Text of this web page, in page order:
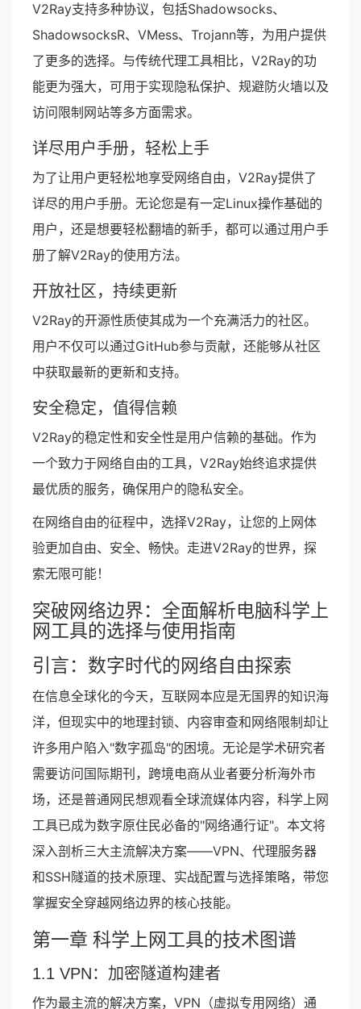
V2Ray支持多种协议，包括Shadowsocks、
ShadowsocksR、VMess、Trojann等，为用户提供
了更多的选择。与传统代理工具相比，V2Ray的功
能更为强大，可用于实现隐私保护、规避防火墙以及
访问限制网站等多方面需求。
详尽用户手册，轻松上手
为了让用户更轻松地享受网络自由，V2Ray提供了
详尽的用户手册。无论您是有一定Linux操作基础的
用户，还是想要轻松翻墙的新手，都可以通过用户手
册了解V2Ray的使用方法。
开放社区，持续更新
V2Ray的开源性质使其成为一个充满活力的社区。
用户不仅可以通过GitHub参与贡献，还能够从社区
中获取最新的更新和支持。
安全稳定，值得信赖
V2Ray的稳定性和安全性是用户信赖的基础。作为
一个致力于网络自由的工具，V2Ray始终追求提供
最优质的服务，确保用户的隐私安全。
在网络自由的征程中，选择V2Ray，让您的上网体
验更加自由、安全、畅快。走进V2Ray的世界，探
索无限可能！
突破网络边界：全面解析电脑科学上
网工具的选择与使用指南
引言：数字时代的网络自由探索
在信息全球化的今天，互联网本应是无国界的知识海
洋，但现实中的地理封锁、内容审查和网络限制却让
许多用户陷入"数字孤岛"的困境。无论是学术研究者
需要访问国际期刊，跨境电商从业者要分析海外市
场，还是普通网民想观看全球流媒体内容，科学上网
工具已成为数字原住民必备的"网络通行证"。本文将
深入剖析三大主流解决方案——VPN、代理服务器
和SSH隧道的技术原理、实战配置与选择策略，带您
掌握安全穿越网络边界的核心技能。
第一章 科学上网工具的技术图谱
1.1 VPN：加密隧道构建者
作为最主流的解决方案，VPN（虚拟专用网络）通